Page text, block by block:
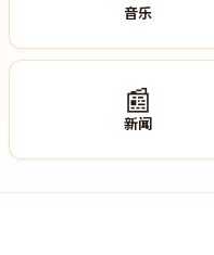
音乐
📰
新闻